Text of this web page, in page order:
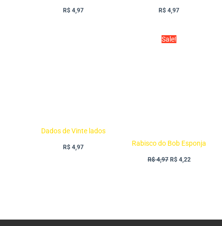
R$4,97 R$ 4,97
Dados de Vinte lados
R$4,97
Sale!
Rabisco do Bob Esponja
R$4,97
O
preço
R$4,22